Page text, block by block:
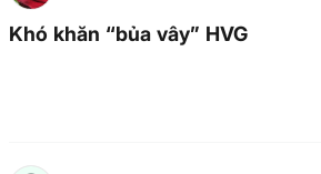
Khó khăn “bủa vây” HVG